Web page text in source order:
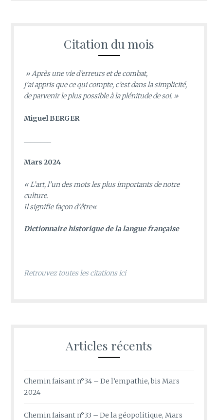
Citation du mois
» Après une vie d’erreurs et de combat,
j’ai appris que ce qui compte, c’est dans la simplicité,
de parvenir le plus possible à la plénitude de soi. »
Miguel BERGER
Mars 2024
«L’art, l’un des mots les plus importants de notre
culture.
Il signifie façon d’être«
Dictionnaire historique de la langue française
Retrouvez toutes les citations ici
Articles récents
Chemin faisant n°34 – De l’empathie, bis Mars
2024
Chemin faisant n°33 – De la géopolitique, Mars